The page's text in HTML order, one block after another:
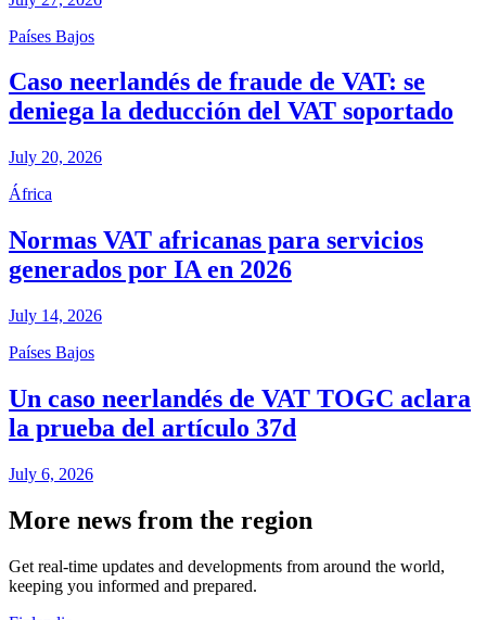
Países Bajos
Caso neerlandés de fraude de VAT: se
deniega la deducción del VAT soportado
July 20, 2026
África
Normas VAT africanas para servicios
generados por IA en 2026
July 14, 2026
Países Bajos
Un caso neerlandés de VAT TOGC aclara
la prueba del artículo 37d
July 6, 2026
More news from the region
Get real-time updates and developments from around the world,
keeping you informed and prepared.